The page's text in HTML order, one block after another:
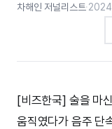
차해인 저널리스트·
[비즈한국] 술을 마
움직였다가 음주 단